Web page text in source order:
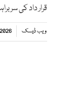
قرار داد کی سربراہی سینٹر
ویب ڈیسک